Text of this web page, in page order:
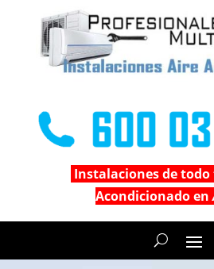
Instalaciones de
Acondicionado en